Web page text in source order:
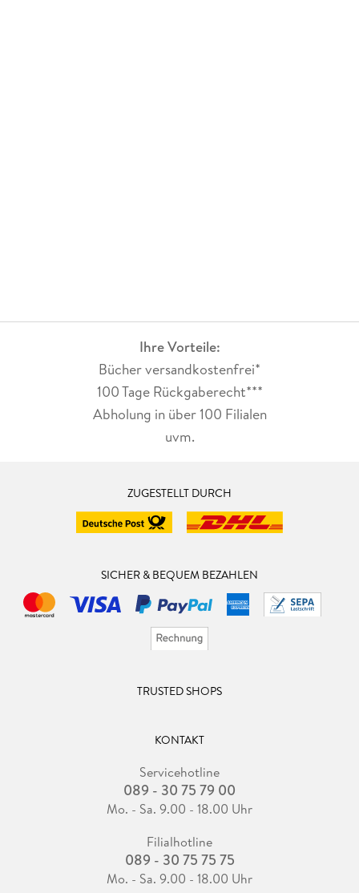
Ihre Vorteile:
Bücher versandkostenfrei*
100 Tage Rückgaberecht***
Abholung in über 100 Filialen
uvm.
ZUGESTELLT DURCH
SICHER & BEQUEM BEZAHLEN
TRUSTED SHOPS
KONTAKT
Servicehotline
089 - 30 75 79 00
Mo. - Sa. 9.00 - 18.00 Uhr
Filialhotline
089 - 30 75 75 75
Mo. - Sa. 9.00 - 18.00 Uhr